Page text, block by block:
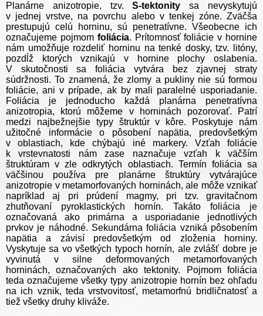
Planárne anizotropie, tzv.S-tektonity sa nevyskytujú
v jednej vrstve, na povrchu alebo v tenkej zóne. Zväčša
prestupujú celú horninu, sú penetratívne. Všeobecne ich
označujeme pojmom foliácia. Prítomnosť foliácie v hornine
nám umožňuje rozdeliť horninu na tenké dosky, tzv. litóny,
pozdĺž ktorých vznikajú v hornine plochy oslabenia.
V skutočnosti sa foliácia vytvára bez zjavnej straty
súdržnosti. To znamená, že zlomy a pukliny nie sú formou
foliácie, ani v prípade, ak by mali paralelné usporiadanie.
Foliácia je jednoducho každá planárna penetratívna
anizotropia, ktorú môžeme v horninách pozorovať. Patrí
medzi najbežnejšie typy štruktúr v kôre. Poskytuje nám
užitočné informácie o pôsobení napätia, predovšetkým
v oblastiach, kde chýbajú iné markery. Vzťah foliácie
k vrstevnatosti nám zase naznačuje vzťah k väčším
štruktúram v zle odkrytých oblastiach. Termín foliácia sa
väčšinou používa pre planárne štruktúry vytvárajúce
anizotropie v metamorfovaných horninách, ale môže vznikať
napríklad aj pri prúdení magmy, pri tzv. gravitačnom
zhutňovaní pyroklastických hornín. Takáto foliácia je
označovaná ako primárna a usporiadanie jednotlivých
prvkov je náhodné. Sekundárna foliácia vzniká pôsobením
napätia a závisí predovšetkým od zloženia horniny.
Vyskytuje sa vo všetkých typoch hornín, ale zvlášť dobre je
vyvinutá v silne deformovaných metamorfovaných
horninách, označovaných ako tektonity. Pojmom foliácia
teda označujeme všetky typy anizotropie hornín bez ohľadu
na ich vznik, teda vrstvovitosť, metamorfnú bridličnatosť a
tiež všetky druhy kliváže.